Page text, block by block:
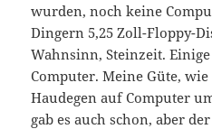
wurden, noch keine
Dingern 5,25 Zoll-Floppy-
Wahnsinn, Steinzeit.
Computer. Meine Güte,
Haudegen auf Computer
gab es auch schon, aber